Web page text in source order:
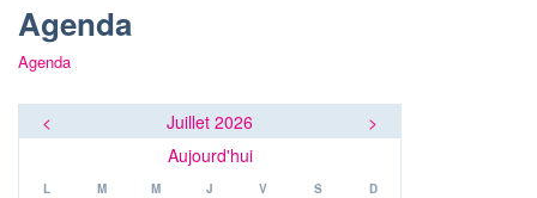
Agenda
Agenda
< Juillet 2026
>
Aujourd'hui
L M M J V S D